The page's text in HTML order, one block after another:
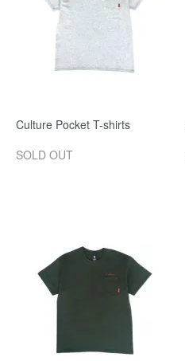
Culture Pocket T-shirts
SOLD OUT